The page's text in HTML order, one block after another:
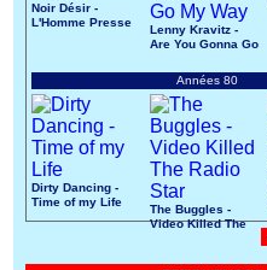
Noir Désir -
L'Homme Presse
Lenny Kravitz -
Are You Gonna Go
Années 80
Dirty Dancing -
Time of my Life
The Buggles -
Video Killed The